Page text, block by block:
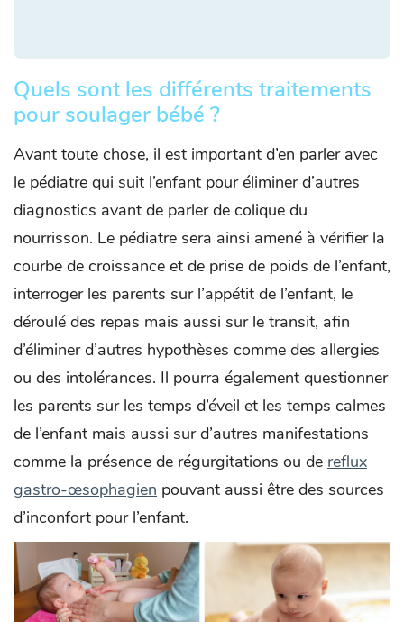
Quels sont les différents traitements
pour soulager bébé ?
Avant toute chose, il est important d’en parler avec
le pédiatre qui suit l’enfant pour éliminer d’autres
diagnostics avant de parler de colique du
nourrisson. Le pédiatre sera ainsi amené à vérifier la
courbe de croissance et de prise de poids de l’enfant,
interroger les parents sur l’appétit de l’enfant, le
déroulé des repas mais aussi sur le transit, afin
d’éliminer d’autres hypothèses comme des allergies
ou des intolérances. Il pourra également questionner
les parents sur les temps d’éveil et les temps calmes
de l’enfant mais aussi sur d’autres manifestations
comme la présence de régurgitations ou de reflux
gastro-œsophagien pouvant aussi être des sources
d’inconfort pour l’enfant.